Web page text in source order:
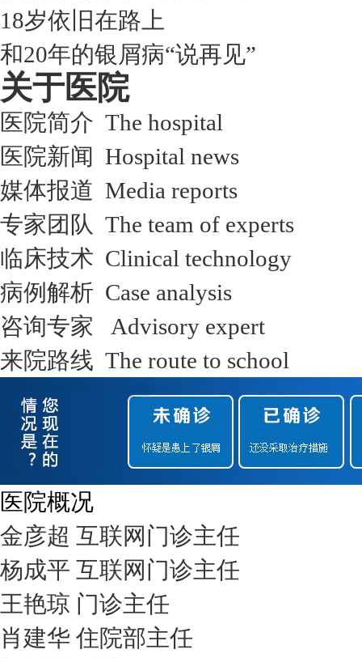
18岁依旧在路上
和20年的银屑病“说再见”
关于医院
医院简介 The hospital
医院新闻 Hospital news
媒体报道 Media reports
专家团队 The team of experts
临床技术 Clinical technology
病例解析 Case analysis
咨询专家 Advisory expert
来院路线 The route to school
医院概况
金彦超 互联网门诊主任
杨成平 互联网门诊主任
王艳琼 门诊主任
肖建华 住院部主任